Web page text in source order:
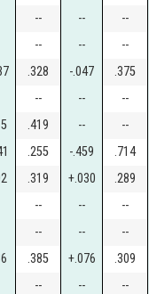
-- -- --
-- -- --
.328 -.047 .375
-- -- --
.419 -- --
.255 -.459 .714
.319 +.030 .289
-- -- --
-- -- --
.385 +.076 .309
-- -- --